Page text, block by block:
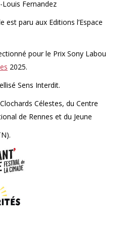
Louis Fernandez
est paru aux Editions l’Espace
pour le Prix Sony Labou
2025.
Sens Interdit.
Célestes, du Centre
de Rennes et du Jeune